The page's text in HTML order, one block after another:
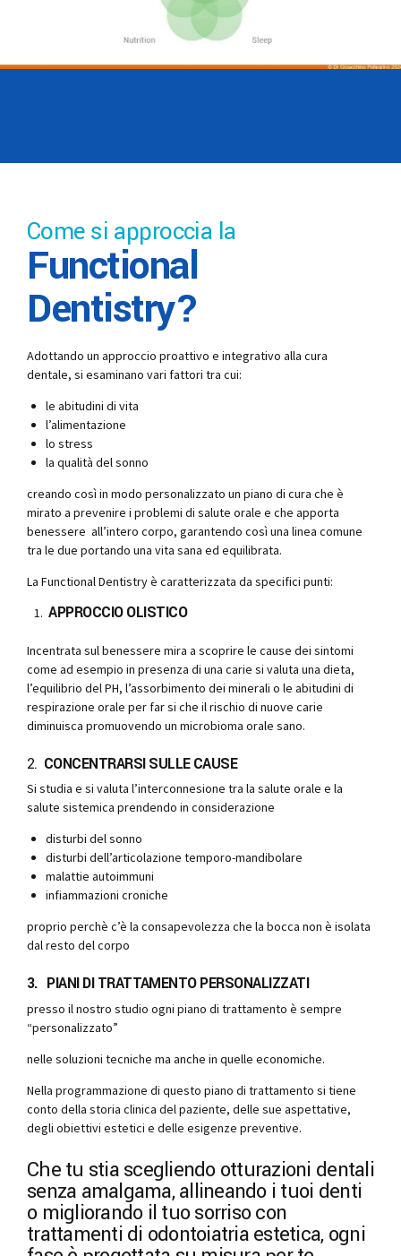
Come si approccia la
Functional
Dentistry?
Adottando un approccio proattivo e integrativo alla cura
dentale, si esaminano vari fattori tra cui:
le abitudini di vita
l’alimentazione
lo stress
la qualità del sonno
creando così in modo personalizzato un piano di cura che è
mirato a prevenire i problemi di salute orale e che apporta
benessere all’intero corpo, garantendo così una linea comune
tra le due portando una vita sana ed equilibrata.
La Functional Dentistry è caratterizzata da specifici punti:
APPROCCIO OLISTICO
Incentrata sul benessere mira a scoprire le cause dei sintomi
come ad esempio in presenza di una carie si valuta una dieta,
l’equilibrio del PH, l’assorbimento dei minerali o le abitudini di
respirazione orale per far si che il rischio di nuove carie
diminuisca promuovendo un microbioma orale sano.
2. CONCENTRARSI SULLE CAUSE
Si studia e si valuta l’interconnesione tra la salute orale e la
salute sistemica prendendo in considerazione
disturbi del sonno
disturbi dell’articolazione temporo-mandibolare
malattie autoimmuni
infiammazioni croniche
proprio perchè c’è la consapevolezza che la bocca non è isolata
dal resto del corpo
3. PIANI DI TRATTAMENTO PERSONALIZZATI
presso il nostro studio ogni piano di trattamento è sempre
“personalizzato”
nelle soluzioni tecniche ma anche in quelle economiche.
Nella programmazione di questo piano di trattamento si tiene
conto della storia clinica del paziente, delle sue aspettative,
degli obiettivi estetici e delle esigenze preventive.
Che tu stia scegliendo otturazioni dentali
senza amalgama, allineando i tuoi denti
o migliorando il tuo sorriso con
trattamenti di odontoiatria estetica, ogni